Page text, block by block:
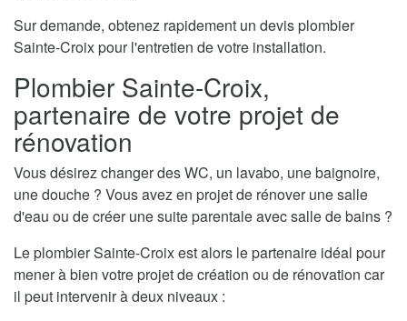
Sur demande, obtenez rapidement un devis plombier
Sainte-Croix pour l'entretien de votre installation.
Plombier Sainte-Croix,
partenaire de votre projet de
rénovation
Vous désirez changer des WC, un lavabo, une baignoire,
une douche ? Vous avez en projet de rénover une salle
d'eau ou de créer une suite parentale avec salle de bains ?
Le plombier Sainte-Croix est alors le partenaire idéal pour
mener à bien votre projet de création ou de rénovation car
il peut intervenir à deux niveaux :